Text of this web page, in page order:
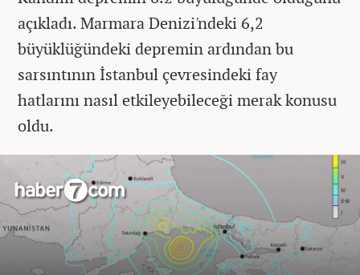
açıkladı. Marmara Denizi'ndeki 6,2
büyüklüğündeki depremin ardından bu
sarsıntının İstanbul çevresindeki fay
hatlarını nasıl etkileyebileceği merak konusu
oldu.